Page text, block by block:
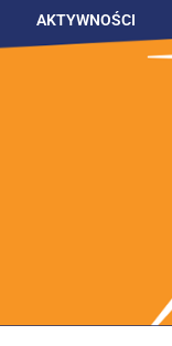
AKTYWNOŚCI